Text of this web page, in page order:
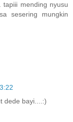
tapiii mending nyusu
sesering mungkin
dede bayi....:)